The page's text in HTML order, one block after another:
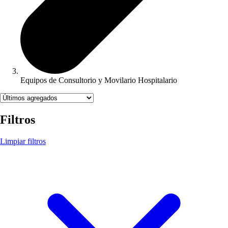
Equipos de Consultorio y Movilario Hospitalario
Filtros
Limpiar filtros